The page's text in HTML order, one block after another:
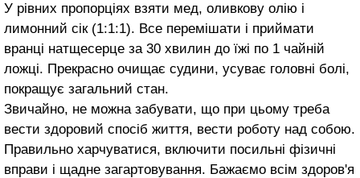
У рівних пропорціях взяти мед, оливкову олію і
лимонний сік (1:1:1). Все перемішати і приймати
вранці натщесерце за 30 хвилин до їжі по 1 чайній
ложці. Прекрасно очищає суди­ни, усуває головні болі,
покращує загальний стан.
Звичайно, не можна забува­ти, що при цьому треба
вести здоровий спосіб життя, вести роботу над собою.
Правильно харчуватися, включити посильні фізичні
вправи і щадне загарто­вування. Бажаємо всім здоров'я